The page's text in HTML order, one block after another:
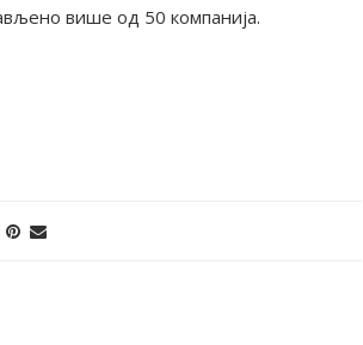
више од 50 компанија.